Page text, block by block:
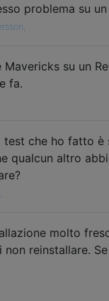
problema su un
Mavericks su un
fa.
test che ho fatto è
qualcun altro
molto
non reinstallare.